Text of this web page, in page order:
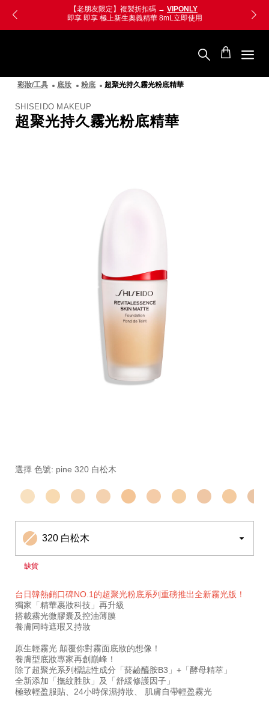
【防詐騙提醒】接獲可疑電話請撥165專線進行確認
堂
國
彩妝/工具 底妝 粉底 超聚光持久霧光粉底精華
SHISEIDO MAKEUP
超聚光持久霧光粉底精華
編
1012313930SHI
變
選擇 色號: pine 320 白松木
320 白松木
缺貨
台日韓熱銷口碑NO.1的超聚光粉底系列重磅推出全新霧光版！
獨家「精華裹妝科技」再升級
搭載霧光微膠囊及控油薄膜
養膚同時遮瑕又持妝
原生輕霧光 顛覆你對霧面底妝的想像！
養膚型底妝專家再創巔峰！
除了超聚光系列標誌性成分「菸鹼醯胺B3」+「酵母精萃」
全新添加「撫紋胜肽」及「舒緩修護因子」
極致輕盈服貼、24小時保濕持妝、 肌膚自帶輕盈霧光